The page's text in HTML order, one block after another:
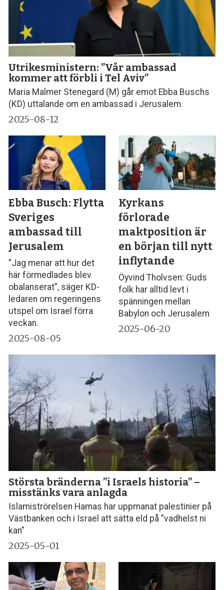
Utrikesministern: ”Vår ambassad
kommer att förbli i Tel Aviv”
Maria Malmer Stenegard (M) går emot Ebba Buschs
(KD) uttalande om en ambassad i Jerusalem.
2025-08-12
Ebba Busch: Flytta
Sveriges
ambassad till
Jerusalem
”Jag menar att hur det
här förmedlades blev
obalanserat”, säger KD-
ledaren om regeringens
utspel om Israel förra
veckan.
2025-08-05
Kyrkans
förlorade
maktposition är
en början till nytt
inflytande
Öyvind Tholvsen: Guds
folk har alltid levt i
spänningen mellan
Babylon och Jerusalem
2025-06-20
Största bränderna ”i Israels historia” –
misstänks vara anlagda
Islamiströrelsen Hamas har uppmanat palestinier på
Västbanken och i Israel att sätta eld på ”vadhelst ni
kan”
2025-05-01